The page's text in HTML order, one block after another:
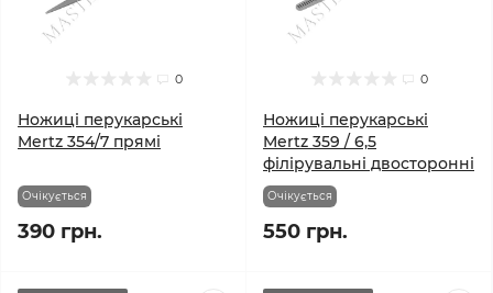
0
Ножиці перукарські
Mertz 354/7 прямі
Очікується
390 грн.
0
Ножиці перукарські
Mertz 359 / 6,5
філірувальні двосторонні
Очікується
550 грн.